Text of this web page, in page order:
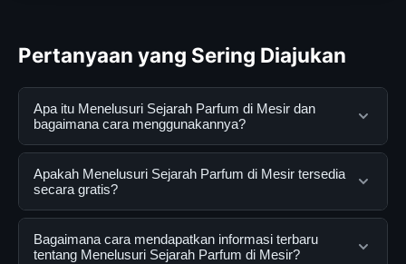
Pertanyaan yang Sering Diajukan
Apa itu Menelusuri Sejarah Parfum di Mesir dan
bagaimana cara menggunakannya?
Menelusuri Sejarah Parfum di Mesir adalah layanan
digital yang dirancang untuk membantu pengguna
mendapatkan informasi lengkap dan terpercaya. Anda
dapat menggunakannya dengan mengunjungi situs
resmi dan mengikuti panduan yang tersedia.
Apakah Menelusuri Sejarah Parfum di Mesir tersedia
secara gratis?
Ya, Menelusuri Sejarah Parfum di Mesir dapat diakses
secara gratis oleh semua pengguna. Tidak ada biaya
Bagaimana cara mendapatkan informasi terbaru
tentang Menelusuri Sejarah Parfum di Mesir?